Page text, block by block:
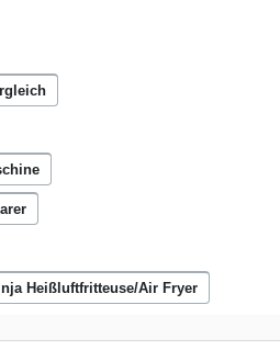
Heißluftfritteuse/Air Fryer